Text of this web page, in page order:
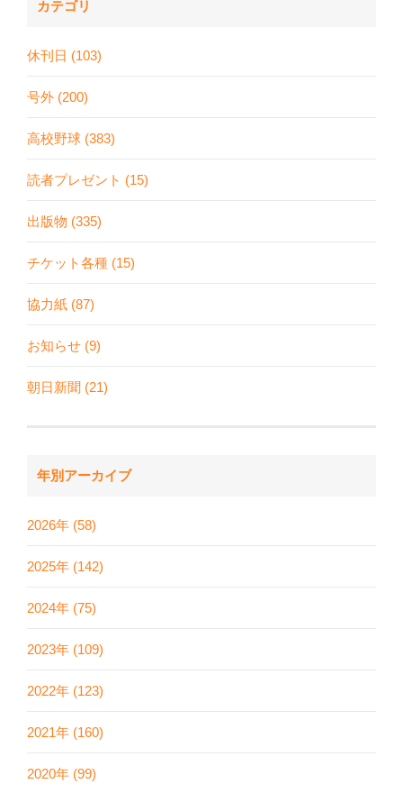
カテゴリ
休刊日 (103)
号外 (200)
高校野球 (383)
読者プレゼント (15)
出版物 (335)
チケット各種 (15)
協力紙 (87)
お知らせ (9)
朝日新聞 (21)
年別アーカイブ
2026年 (58)
2025年 (142)
2024年 (75)
2023年 (109)
2022年 (123)
2021年 (160)
2020年 (99)